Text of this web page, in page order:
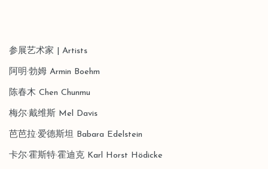
参展艺术家 | Artists
阿明·勃姆 Armin Boehm
陈春木 Chen Chunmu
梅尔·戴维斯 Mel Davis
芭芭拉·爱德斯坦 Babara Edelstein
卡尔·霍斯特·霍迪克 Karl Horst Hödicke